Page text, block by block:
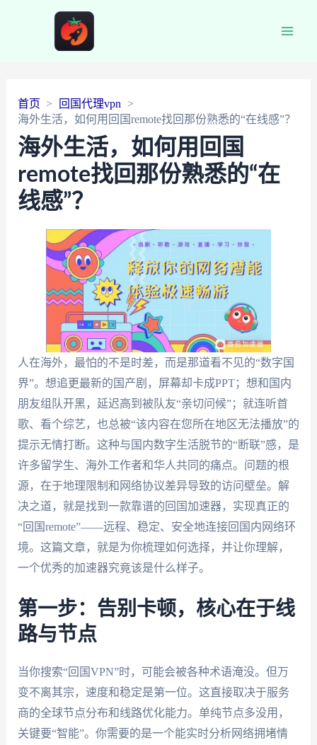
首页
回国代理vpn
海外生活，如何用回国remote找回那份熟悉的“在线感”？
海外生活，如何用回国
remote找回那份熟悉的“在
线感”？
人在海外，最怕的不是时差，而是那道看不见的“数字国
界”。想追更最新的国产剧，屏幕却卡成PPT；想和国内
朋友组队开黑，延迟高到被队友“亲切问候”；就连听首
歌、看个综艺，也总被“该内容在您所在地区无法播放”的
提示无情打断。这种与国内数字生活脱节的“断联”感，是
许多留学生、海外工作者和华人共同的痛点。问题的根
源，在于地理限制和网络协议差异导致的访问壁垒。解
决之道，就是找到一款靠谱的回国加速器，实现真正的
“回国remote”——远程、稳定、安全地连接回国内网络环
境。这篇文章，就是为你梳理如何选择，并让你理解，
一个优秀的加速器究竟该是什么样子。
第一步：告别卡顿，核心在于线
路与节点
当你搜索“回国VPN”时，可能会被各种术语淹没。但万
变不离其宗，速度和稳定是第一位。这直接取决于服务
商的全球节点分布和线路优化能力。单纯节点多没用，
关键要“智能”。你需要的是一个能实时分析网络拥堵情